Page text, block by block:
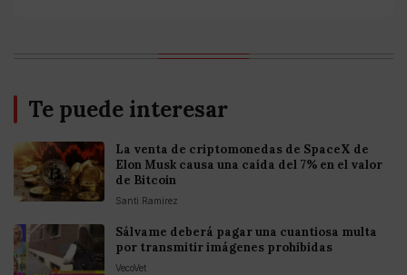
Te puede interesar
La venta de criptomonedas de SpaceX de
Elon Musk causa una caída del 7% en el valor
de Bitcoin
Santi Ramirez
Sálvame deberá pagar una cuantiosa multa
por transmitir imágenes prohibidas
VecoVet